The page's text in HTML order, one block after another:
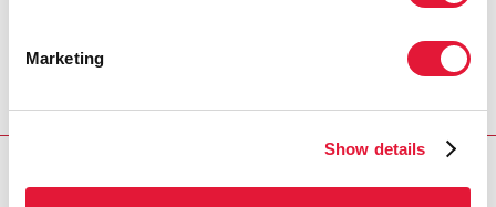
Marketing
Show details
pruebas del VIH deben ser derogadas en pro de la
salud de todos. Esto salvará vidas y ayudará a Angola a